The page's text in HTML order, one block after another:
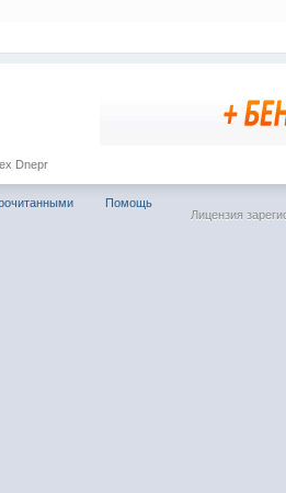
Dnepr
Помощь
Лицензия